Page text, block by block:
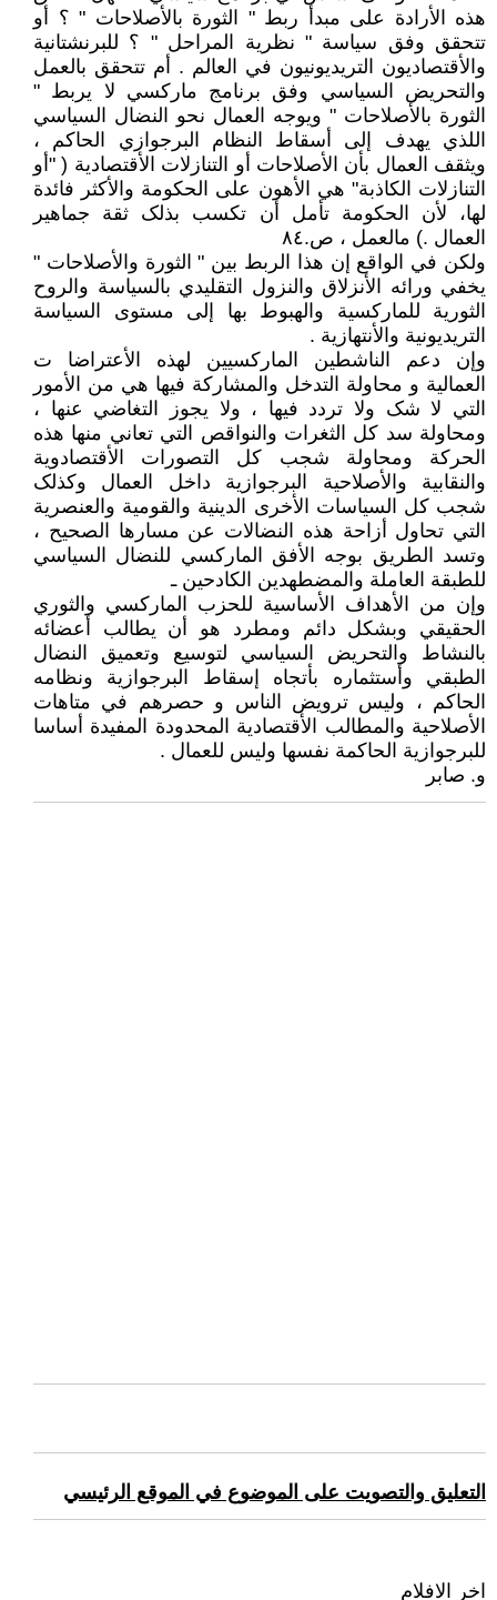
هذه الأرادة علی مبدأ ربط " الثورة بالأصلاحات " ؟ أو
تتحقق وفق سیاسة " نظریة المراحل " ؟ للبرنشتانیة
والأقتصادیون التریدیونیون في العالم . أم تتحقق بالعمل
والتحریض السیاسي وفق برنامج مارکسي لا یربط "
الثورة بالأصلاحات " ویوجه العمال نحو النضال السیاسي
اللذي یهدف إلی أسقاط النظام البرجوازي الحاکم ،
ویثقف العمال بأن الأصلاحات أو التنازلات الأقتصادیة ( "أو
التنازلات الکاذبة" هي الأهون علی الحکومة والأکثر فائدة
لها، لأن الحکومة تأمل أن تکسب بذلک ثقة جماهیر
العمال .) مالعمل ، ص.٨٤
ولکن في الواقع إن هذا الربط بین " الثورة والأصلاحات "
یخفي ورائه الأنزلاق والنزول التقلیدي بالسیاسة والروح
الثوریة للمارکسیة والهبوط بها إلی مستوی السیاسة
التریدیونیة والأنتهازیة .
وإن دعم الناشطین المارکسیین لهذه الأعتراضا ت
العمالیة و محاولة التدخل والمشارکة فیها هي من الأمور
التي لا شک ولا تردد فیها ، ولا یجوز التغاضي عنها ،
ومحاولة سد کل الثغرات والنواقص التي تعاني منها هذه
الحرکة ومحاولة شجب کل التصورات الأقتصادویة
والنقابیة والأصلاحیة البرجوازیة داخل العمال وکذلک
شجب کل السیاسات الأخری الدینیة والقومیة والعنصریة
التي تحاول أزاحة هذه النضالات عن مسارها الصحیح ،
وتسد الطریق بوجه الأفق المارکسي للنضال السیاسي
للطبقة العاملة والمضطهدین الکادحین ـ
وإن من الأهداف الأساسیة للحزب المارکسي والثوري
الحقیقي وبشکل دائم ومطرد هو أن یطالب أعضائه
بالنشاط والتحریض السیاسي لتوسیع وتعمیق النضال
الطبقي وأستثماره بأتجاه إسقاط البرجوازیة ونظامه
الحاکم ، ولیس ترویض الناس و حصرهم في متاهات
الأصلاحیة والمطالب الأقتصادیة المحدودة المفیدة أساسا
للبرجوازیة الحاکمة نفسها ولیس للعمال .
و. صابر
التعليق والتصويت على الموضوع في الموقع الرئيسي
اخر الافلام